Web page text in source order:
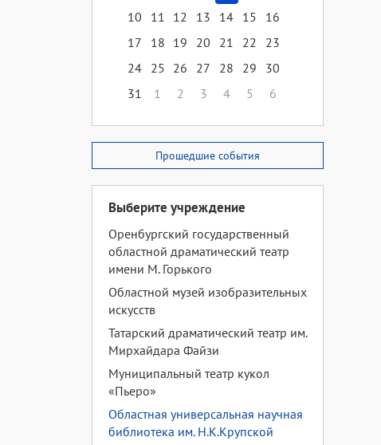
10
11 12 13 14 15
16
17
18 19 20 21 22
23
24 25 26 27 28 29
30
31
1 2 3 4 5 6
Прошедшие события
Выберите учреждение
Оренбургский государственный
областной драматический театр
имени М. Горького
Областной музей изобразительных
искусств
Татарский драматический театр им.
Мирхайдара Файзи
Муниципальный театр кукол
«Пьеро»
Областная универсальная научная
библиотека им. Н.К.Крупской